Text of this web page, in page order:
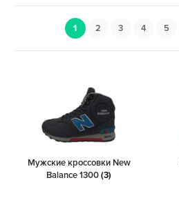
1 2 3 4 5
Мужские кроссовки New
Balance 1300(3)